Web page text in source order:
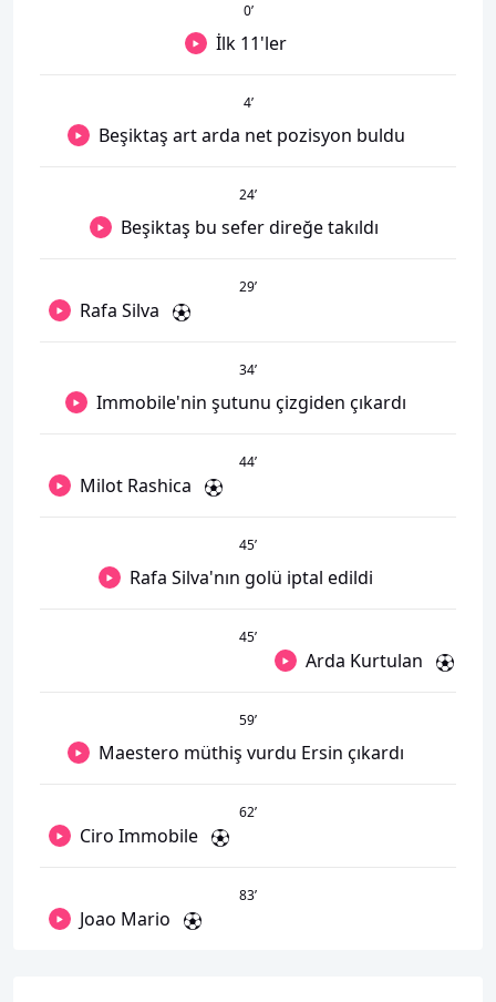
0’
İlk 11'ler
4’
Beşiktaş art arda net pozisyon buldu
24’
Beşiktaş bu sefer direğe takıldı
29’
Rafa Silva
34’
Immobile'nin şutunu çizgiden çıkardı
44’
Milot Rashica
45’
Rafa Silva'nın golü iptal edildi
45’
Arda Kurtulan
59’
Maestero müthiş vurdu Ersin çıkardı
62’
Ciro Immobile
83’
Joao Mario